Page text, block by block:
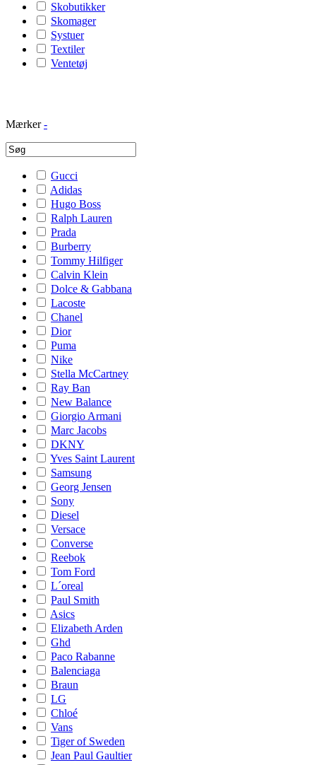
Skobutikker
Skomager
Systuer
Textiler
Ventetøj
Mærker -
Gucci
Adidas
Hugo Boss
Ralph Lauren
Prada
Burberry
Tommy Hilfiger
Calvin Klein
Dolce & Gabbana
Lacoste
Chanel
Dior
Puma
Nike
Stella McCartney
Ray Ban
New Balance
Giorgio Armani
Marc Jacobs
DKNY
Yves Saint Laurent
Samsung
Georg Jensen
Sony
Diesel
Versace
Converse
Reebok
Tom Ford
L´oreal
Paul Smith
Asics
Elizabeth Arden
Ghd
Paco Rabanne
Balenciaga
Braun
LG
Chloé
Vans
Tiger of Sweden
Jean Paul Gaultier